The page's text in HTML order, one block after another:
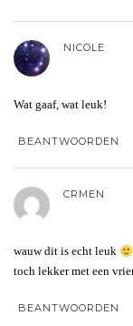
NICOLE
Wat gaaf, wat leuk!
BEANTWOORDEN
CRMEN
wauw dit is echt leuk
toch lekker met een
BEANTWOORDEN